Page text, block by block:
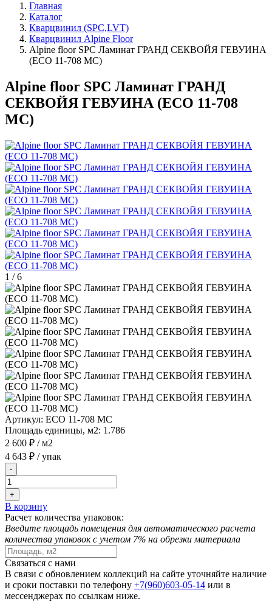
Главная
Каталог
Кварцвинил (SPC,LVT)
Кварцвинил Alpine Floor
Alpine floor SPC Ламинат ГРАНД СЕКВОЙЯ ГЕВУИНА
(ECO 11-708 MC)
Alpine floor SPC Ламинат ГРАНД
СЕКВОЙЯ ГЕВУИНА (ECO 11-708
MC)
1 /6
Артикул: ECO 11-708 MC
Площадь единицы, м2: 1.786
2 600 ₽ / м2
4 643 ₽ / упак
-
+
В корзину
Расчет количества упаковок:
Введите площадь помещения для автоматического расчета
количества упаковок с учетом 7% на обрезки материала
Связаться с нами
В связи с обновлением коллекций на сайте уточняйте наличие
и сроки поставки по телефону +7(960)603-05-14 или в
мессенджерах по ссылкам ниже.